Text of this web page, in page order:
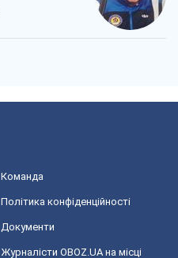
Команда
Політика конфіденційності
Документи
Журналісти OBOZ.UA на місці